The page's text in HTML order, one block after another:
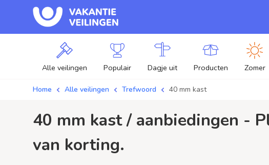
Alle veilingen Populair Dagje uit Producten Zomer
Home Alle veilingen Trefwoord 40 mm kast
40 mm kast / aanbiedingen - Plaats je bod op 40 mm kast veilingen en profiteer
van korting.